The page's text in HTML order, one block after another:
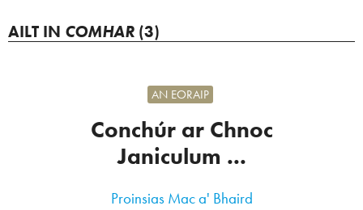
AILT IN COMHAR (3)
Conchúr ar Chnoc
Janiculum ...
AN EORAIP
Proinsias Mac a' Bhaird